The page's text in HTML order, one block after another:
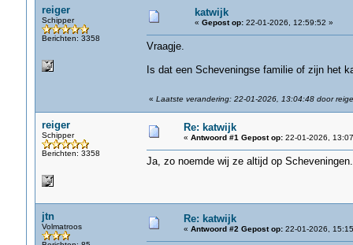
reiger
Schipper
Berichten: 3358
katwijk
« Gepost op:22-01-2026, 12:59:52 »
Vraagje.
Is dat een Scheveningse familie of zijn het
« Laatste verandering: 22-01-2026, 13:04:48 door
reiger
Schipper
Berichten: 3358
Re: katwijk
« Antwoord #1 Gepost op:22-01-2026,
Ja, zo noemde wij ze altijd op Scheveningen.
jtn
Volmatroos
Re: katwijk
« Antwoord #2 Gepost op:22-01-2026,